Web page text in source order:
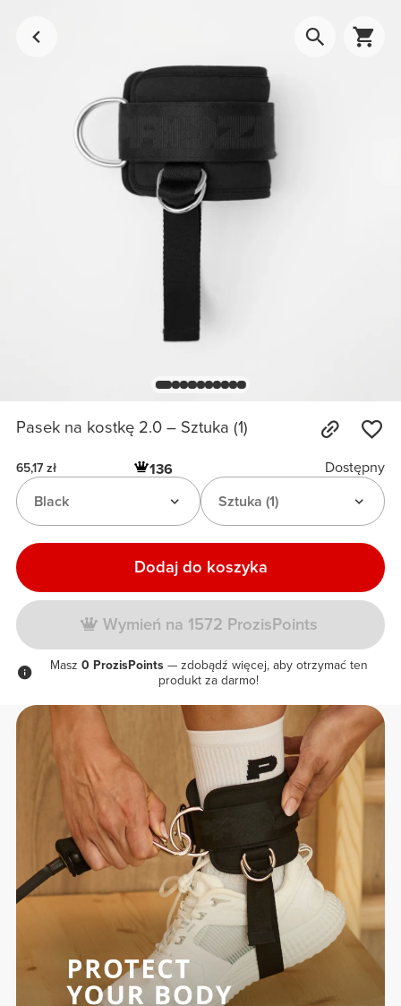
Pasek na kostkę 2.0 – Sztuka (1)
65,17 zł 136
Dostępny
Sztuka (1)
Black
Dodaj do koszyka
Wymień na 1572 ProzisPoints
Masz 0 ProzisPoints — zdobądź więcej, aby otrzymać ten
produkt za darmo!